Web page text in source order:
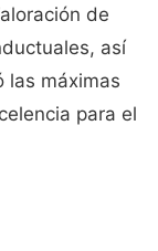
de
así
las máximas
para el